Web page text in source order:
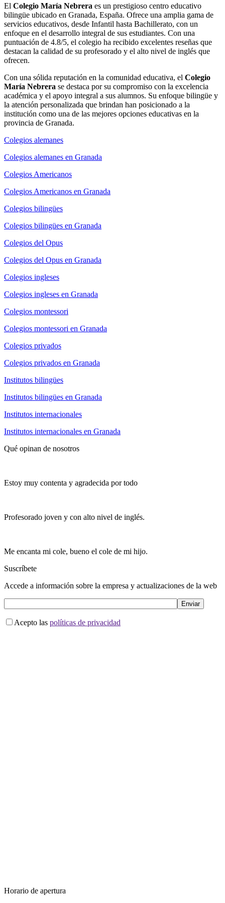
El Colegio María Nebrera es un prestigioso centro educativo
bilingüe ubicado en Granada, España. Ofrece una amplia gama de
servicios educativos, desde Infantil hasta Bachillerato, con un
enfoque en el desarrollo integral de sus estudiantes. Con una
puntuación de 4.8/5, el colegio ha recibido excelentes reseñas que
destacan la calidad de su profesorado y el alto nivel de inglés que
ofrecen.
Con una sólida reputación en la comunidad educativa, el Colegio
María Nebrera se destaca por su compromiso con la excelencia
académica y el apoyo integral a sus alumnos. Su enfoque bilingüe y
la atención personalizada que brindan han posicionado a la
institución como una de las mejores opciones educativas en la
provincia de Granada.
Colegios alemanes
Colegios alemanes en Granada
Colegios Americanos
Colegios Americanos en Granada
Colegios bilingües
Colegios bilingües en Granada
Colegios del Opus
Colegios del Opus en Granada
Colegios ingleses
Colegios ingleses en Granada
Colegios montessori
Colegios montessori en Granada
Colegios privados
Colegios privados en Granada
Institutos bilingües
Institutos bilingües en Granada
Institutos internacionales
Institutos internacionales en Granada
Qué opinan de nosotros
Estoy muy contenta y agradecida por todo
Profesorado joven y con alto nivel de inglés.
Me encanta mi cole, bueno el cole de mi hijo.
Suscríbete
Accede a información sobre la empresa y actualizaciones de la web
Acepto las políticas de privacidad
Horario de apertura